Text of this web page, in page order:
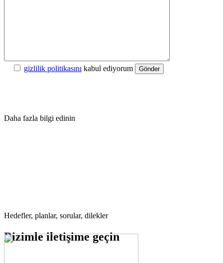
gizlilik politikasını kabul ediyorum Gönder
Daha fazla bilgi edinin
Hedefler, planlar, sorular, dilekler
Bizimleiletişime geçin